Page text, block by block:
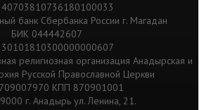
40703810736180100033
банк Сбербанка России г. Магадан
БИК 044442607
30101810300000000607
религиозная организация Анадырская и
Русской Православной Церкви
КПП 870901001
г. Анадырь ул. Ленина, 21.